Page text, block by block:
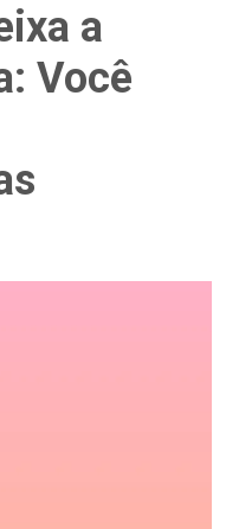
a
Você